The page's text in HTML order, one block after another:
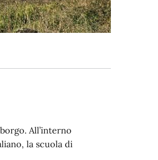
All’interno
la scuola di